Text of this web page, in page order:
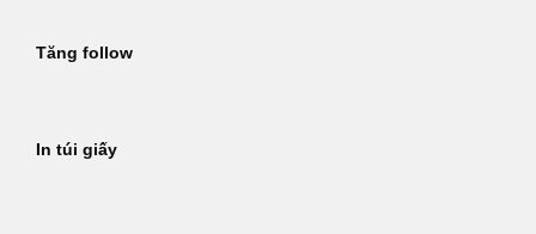
Tăng follow
In túi giấy